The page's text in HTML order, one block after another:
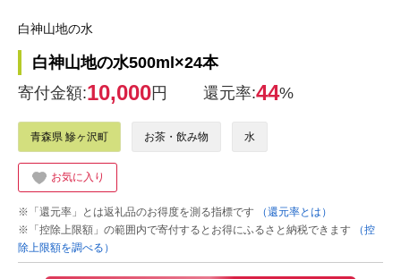
白神山地の水
白神山地の水500ml×24本
寄付金額:10,000円 還元率:44%
青森県 鰺ヶ沢町 お茶・飲み物 水
お気に入り
※「還元率」とは返礼品のお得度を測る指標です
（還元率とは）
※「控除上限額」の範囲内で寄付するとお得にふるさと納税できます
（控
除上限額を調べる）